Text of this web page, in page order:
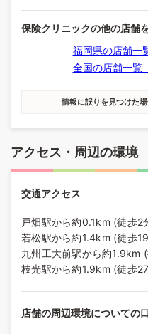
保険クリニックの他の店舗
福岡県の店舗一
全国の店舗一覧
情報に誤りを見つけた
アクセス・周辺の環境
交通アクセス
戸畑駅から約0.1km (徒歩2
若松駅から約1.4km (徒歩
九州工大前駅から約1.9km
枝光駅から約1.9km (徒歩
店舗の周辺環境についての